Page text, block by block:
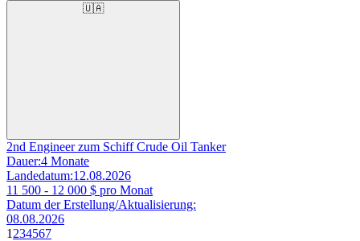
🇺🇦
2nd Engineer zum Schiff Crude Oil Tanker
Dauer:4 Monate
Landedatum:12.08.2026
11 500 - 12 000 $ pro Monat
Datum der Erstellung/Aktualisierung:
08.08.2026
1 234567